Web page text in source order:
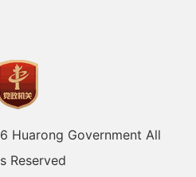
Huarong Government All
Reserved